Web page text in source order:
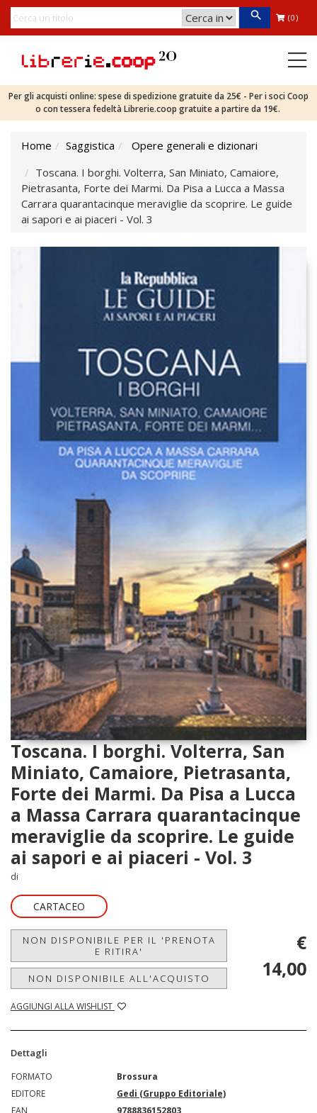
(0)
Per gli acquisti online: spese di spedizione gratuite da 25€ - Per i soci Coop
o con tessera fedeltà Librerie.coop gratuite a partire da 19€.
Home Saggistica
Opere generali e dizionari
Toscana. I borghi. Volterra, San Miniato, Camaiore,
Pietrasanta, Forte dei Marmi. Da Pisa a Lucca a Massa
Carrara quarantacinque meraviglie da scoprire. Le guide
ai sapori e ai piaceri - Vol. 3
Toscana. I borghi. Volterra, San
Miniato, Camaiore, Pietrasanta,
Forte dei Marmi. Da Pisa a Lucca
a Massa Carrara quarantacinque
meraviglie da scoprire. Le guide
ai sapori e ai piaceri - Vol. 3
di
CARTACEO
NON DISPONIBILE PER IL 'PRENOTA
E RITIRA'
NON DISPONIBILE ALL'ACQUISTO
AGGIUNGI ALLA WISHLIST
€
14,00
Dettagli
FORMATO
Brossura
EDITORE
Gedi (Gruppo Editoriale)
EAN
9788836152803